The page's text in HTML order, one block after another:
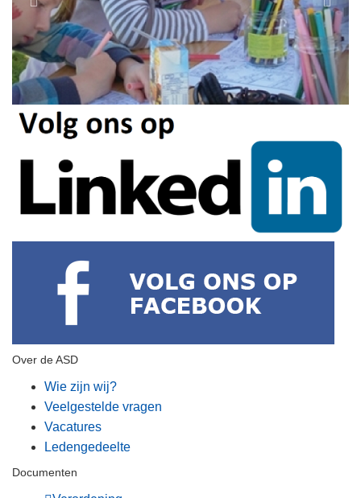
Over de ASD
Wie zijn wij?
Veelgestelde vragen
Vacatures
Ledengedeelte
Documenten